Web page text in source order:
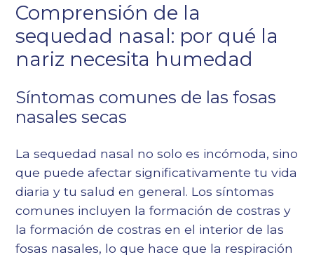
Comprensión de la
sequedad nasal: por qué la
nariz necesita humedad
Síntomas comunes de las fosas
nasales secas
La sequedad nasal no solo es incómoda, sino
que puede afectar significativamente tu vida
diaria y tu salud en general. Los síntomas
comunes incluyen la formación de costras y
la formación de costras en el interior de las
fosas nasales, lo que hace que la respiración